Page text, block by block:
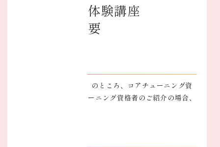
オンライン体験講座
申し込み概要
通常￥3,300（税込）のところ、コアチューニング資
格者またはコアチューニング資格者のご紹介の場合、